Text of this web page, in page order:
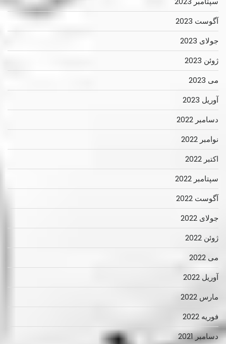
آگوست 2023
جولای 2023
ژوئن 2023
می 2023
آوریل 2023
دسامبر 2022
نوامبر 2022
اکتبر 2022
سپتامبر 2022
آگوست 2022
جولای 2022
ژوئن 2022
می 2022
آوریل 2022
مارس 2022
فوریه 2022
دسامبر 2021